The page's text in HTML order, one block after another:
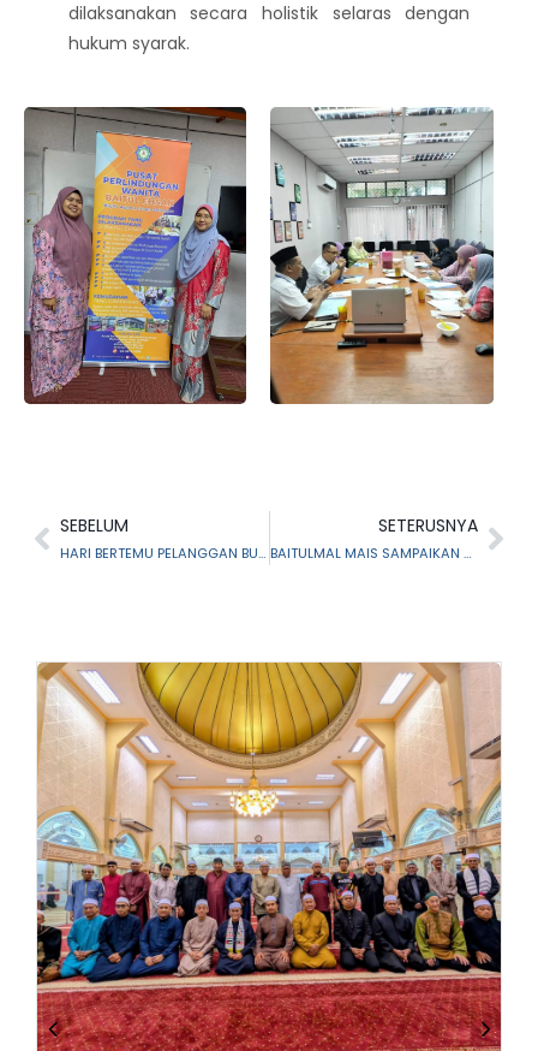
dilaksanakan secara holistik selaras dengan
hukum syarak.
SEBELUM
HARI BERTEMU PELANGGAN BULAN SUMBER MANUSIA PERODUA
SETERUSNYA
BAITULMAL MAIS SAMPAIKAN CERAMAH BERKAITAN PENGURUSAN HARTA PUSAKA, WASIAT DAN HIBAH